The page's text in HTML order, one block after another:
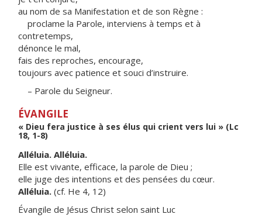
au nom de sa Manifestation et de son Règne :
proclame la Parole, interviens à temps et à
contretemps,
dénonce le mal,
fais des reproches, encourage,
toujours avec patience et souci d’instruire.
– Parole du Seigneur.
ÉVANGILE
« Dieu fera justice à ses élus qui crient vers lui » (Lc
18, 1-8)
Alléluia. Alléluia.
Elle est vivante, efficace, la parole de Dieu ;
elle juge des intentions et des pensées du cœur.
Alléluia. (cf. He 4, 12)
Évangile de Jésus Christ selon saint Luc